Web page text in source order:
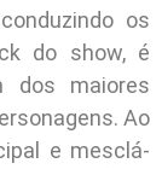
os
do show, é
dos maiores
Ao
e mesclá-